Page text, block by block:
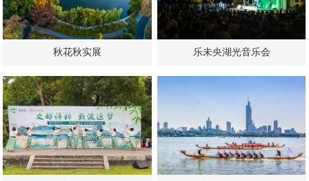
秋花秋实展 乐未央湖光音乐会